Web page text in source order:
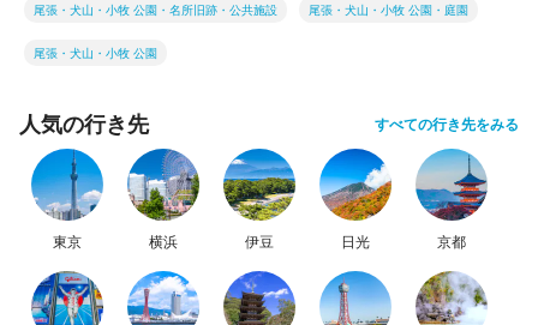
尾張・犬山・小牧 公園・名所旧跡・公共施設 尾張・犬山・小牧 公園・庭園
尾張・犬山・小牧 公園
人気の行き先 すべての行き先をみる
東京 横浜 伊豆 日光 京都